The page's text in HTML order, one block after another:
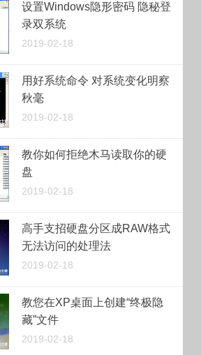
设置Windows隐形密码 隐秘登
录双系统
2019-02-18
用好系统命令 对系统变化明察
秋毫
2019-02-18
教你如何拒绝木马读取你的硬
盘
2019-02-18
高手支招硬盘分区成RAW格式
无法访问的处理法
2019-02-18
教您在XP桌面上创建“终极隐
藏”文件
2019-02-18